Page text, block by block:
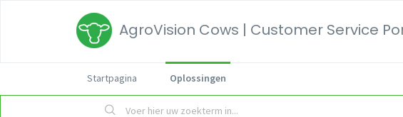
AgroVision Cows | Customer Service
Startpagina Oplossingen